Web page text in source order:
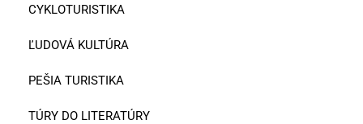
CYKLOTURISTIKA
ĽUDOVÁ KULTÚRA
PEŠIA TURISTIKA
TÚRY DO LITERATÚRY